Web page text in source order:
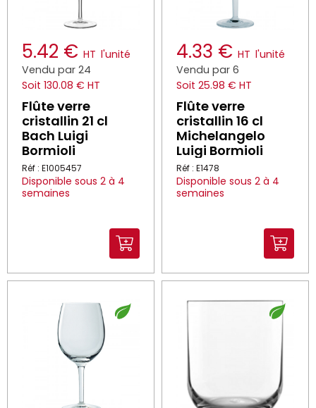
5.42 € HT l'unité
Vendu par 24
Soit 130.08 € HT
Flûte verre
cristallin 21 cl
Bach Luigi
Bormioli
Réf : E1005457
Disponible sous 2 à 4
semaines
4.33 € HT l'unité
Vendu par 6
Soit 25.98 € HT
Flûte verre
cristallin 16 cl
Michelangelo
Luigi Bormioli
Réf : E1478
Disponible sous 2 à 4
semaines